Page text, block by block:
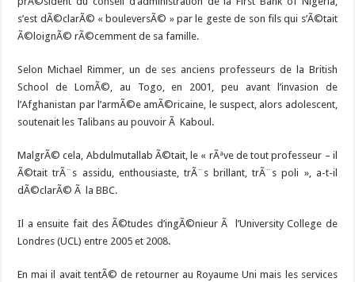
s’est dÃ©clarÃ© « bouleversÃ© » par le geste de son fils qui s’Ã©tait
Ã©loignÃ© rÃ©cemment de sa famille.
Selon Michael Rimmer, un de ses anciens professeurs de la British
School de LomÃ©, au Togo, en 2001, peu avant l’invasion de
l’Afghanistan par l’armÃ©e amÃ©ricaine, le suspect, alors adolescent,
soutenait les Talibans au pouvoir Ã Kaboul.
MalgrÃ© cela, Abdulmutallab Ã©tait, le « rÃªve de tout professeur – il
Ã©tait trÃ¨s assidu, enthousiaste, trÃ¨s brillant, trÃ¨s poli », a-t-il
dÃ©clarÃ© Ã la BBC.
Il a ensuite fait des Ã©tudes d’ingÃ©nieur Ã l’University College de
Londres (UCL) entre 2005 et 2008.
En mai il avait tentÃ© de retourner au Royaume Uni mais les services